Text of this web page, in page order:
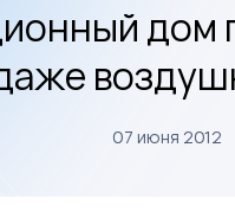
дом
07 июня 2012